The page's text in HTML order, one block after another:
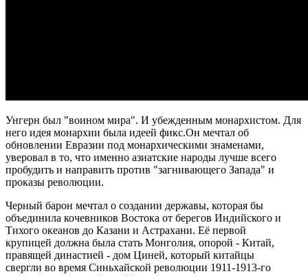
Унгерн был "воином мира". И убежденным монархистом. Для
него идея монархии была идеей фикс.Он мечтал об
обновлении Евразии под монархическими знаменами,
уверовал в то, что именно азиатские народы лучше всего
пробудить и направить против "загнивающего Запада" и
проказы революции.
Черный барон мечтал о создании державы, которая бы
объединила кочевников Востока от берегов Индийского и
Тихого океанов до Казани и Астрахани. Её первой
крупицей должна была стать Монголия, опорой - Китай,
правящей династией - дом Циней, который китайцы
свергли во время Синьхайской революции 1911-1913-го